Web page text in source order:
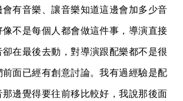
有音樂、讓音樂知道這邊會加多少音
不是每個人都會做這件事，導演直接
卻在最後去動，對導演跟配樂都不是很
面已經有創意討論。我有過經驗是配
邊覺得要往前移比較好，我說那後面